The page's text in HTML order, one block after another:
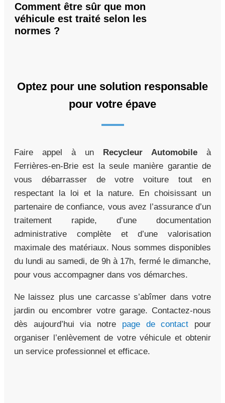
Comment être sûr que mon
véhicule est traité selon les
normes ?
Optez pour une solution responsable
pour votre épave
Faire appel à un Recycleur Automobile à
Ferrières-en-Brie est la seule manière garantie de
vous débarrasser de votre voiture tout en
respectant la loi et la nature. En choisissant un
partenaire de confiance, vous avez l’assurance d’un
traitement rapide, d’une documentation
administrative complète et d’une valorisation
maximale des matériaux. Nous sommes disponibles
du lundi au samedi, de 9h à 17h, fermé le dimanche,
pour vous accompagner dans vos démarches.
Ne laissez plus une carcasse s’abîmer dans votre
jardin ou encombrer votre garage. Contactez-nous
dès aujourd’hui via notre page de contact pour
organiser l’enlèvement de votre véhicule et obtenir
un service professionnel et efficace.